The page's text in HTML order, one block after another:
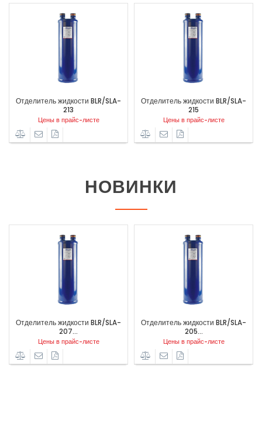
Отделитель жидкости BLR/SLA-
213
Цены в прайс-листе
Отделитель жидкости BLR/SLA-
215
Цены в прайс-листе
НОВИНКИ
Отделитель жидкости BLR/SLA-
207...
Цены в прайс-листе
Отделитель жидкости BLR/SLA-
205...
Цены в прайс-листе